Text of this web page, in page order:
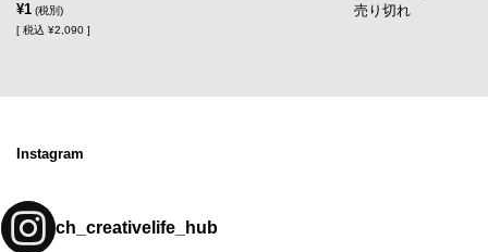
¥1 (税別)
[ 税込 ¥2,090 ]
売り切れ
Instagram
ch_creativelife_hub